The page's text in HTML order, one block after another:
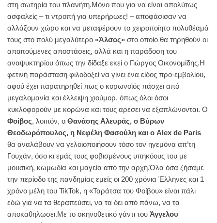
στη σωτηρία του πλανήτη.Μόνο που για να είναι απολύτως
ασφαλείς – τι ντροπή για υπερήρωες! – αποφάσισαν να
αλλάξουν χώρο και να μεταφέρουν το χειροποίητο πολυθέαμά
τους στο πολύ μεγαλύτερο «Άλσος» στο οποίο θα τηρηθούν οι
απαιτούμενες αποστάσεις, αλλά και η παράδοση του
αναψυκτηρίου όπως την δίδαξε εκεί ο Γιώργος Οικονομίδης.Η
φετινή παράσταση φιλοδοξεί να γίνει ένα είδος προ-εμβολίου,
αφού έχει παρατηρηθεί πως ο κορωνοϊός πάσχει από
μεγαλομανία και έλλειψη χιούμορ, όπως όλοι όσοι
κυκλοφορούν με κορώνα και τους αρέσει να εξαπλώνονται. Ο
Φοίβος, λοιπόν, ο Θανάσης Αλευράς, ο Βύρων
Θεοδωρόπουλος, η Νεφέλη Φασούλη και ο Alex de Paris
θα αναλάβουν να γελοιοποιήσουν τόσο τον ηγεμόνα απ’τη
Γουχάν, όσο κι εμάς τους φοβισμένους υπηκόους του με
μουσική, κωμωδία και μαγεία από την αρχή.Όλα όσα ζήσαμε
την περίοδο της πανδημίας εμείς οι 200 χρόνια Έλληνες και 1
χρόνο μέλη του TikTok, η «Ταράτσα του Φοίβου» είναι πάλι
εδώ για να τα θεραπεύσει, να τα δει από πάνω, να τα
αποκαθηλωσει.Με το σκηνοθετικό γάντι του Άγγελου